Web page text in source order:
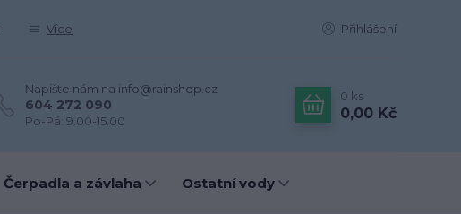
Více Přihlášení
Napište nám na info@rainshop.cz
604 272 090
Po-Pá: 9.00-15.00
0 ks
0,00 Kč
Čerpadla a závlaha Ostatní vody